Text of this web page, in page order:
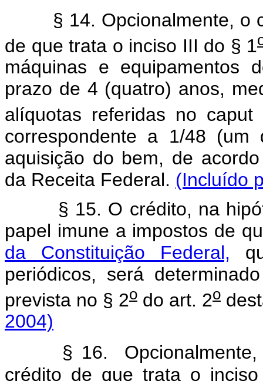
§ 14. Opcionalmente, o
de que trata o inciso III do § 1
máquinas e equipamentos
prazo de 4 (quatro) anos,
alíquotas referidas no
correspondente a 1/48
aquisição do bem, de
da Receita Federal. (Incluído
§ 15. O crédito, na
papel imune a impostos de
da Constituição Federal,
periódicos, será
prevista no § 2o do art. 2o
2004)
§ 16. Opcionalmente, o
crédito de que trata o